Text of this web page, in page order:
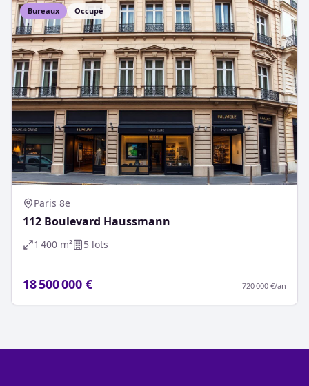
Bureaux Occupé
Paris 8e
112 Boulevard Haussmann
1 400 m² 5 lots
18 500 000 € 720 000 €/an